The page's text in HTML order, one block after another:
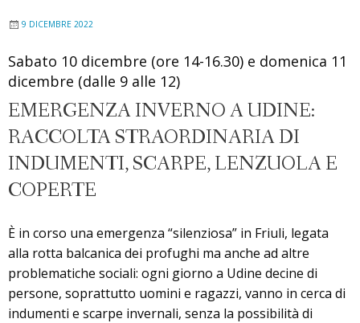
9 DICEMBRE 2022
Sabato 10 dicembre (ore 14-16.30) e domenica 11
dicembre (dalle 9 alle 12)
EMERGENZA INVERNO A UDINE:
RACCOLTA STRAORDINARIA DI
INDUMENTI, SCARPE, LENZUOLA E
COPERTE
È in corso una emergenza “silenziosa” in Friuli, legata
alla rotta balcanica dei profughi ma anche ad altre
problematiche sociali: ogni giorno a Udine decine di
persone, soprattutto uomini e ragazzi, vanno in cerca di
indumenti e scarpe invernali, senza la possibilità di